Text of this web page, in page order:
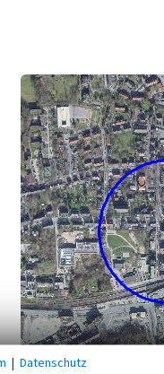
| Datenschutz